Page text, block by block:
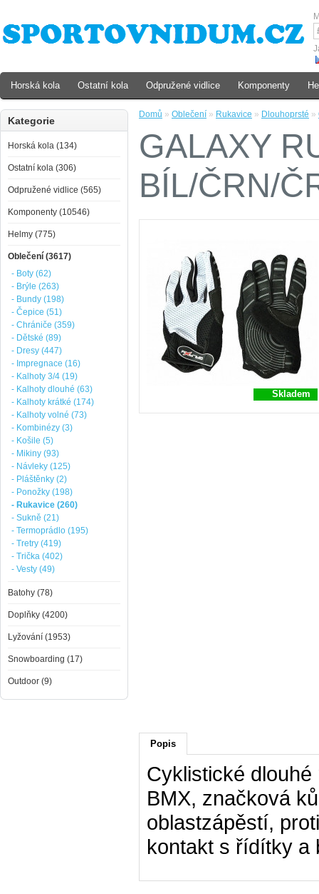
Domů » Oblečení » Rukavice » Dlouhoprsté »
GALAXY
BÍL/ČRN/
Skladem
Popis
Cyklistické
BMX, značková
oblastzápěstí,
kontakt s řídítky a
Kategorie
Horská kola (134)
Ostatní kola (306)
Odpružené vidlice (565)
Komponenty (10546)
Helmy (775)
Oblečení (3617)
- Boty (62)
- Brýle (263)
- Bundy (198)
- Čepice (51)
- Chrániče (359)
- Dětské (89)
- Dresy (447)
- Impregnace (16)
- Kalhoty 3/4 (19)
- Kalhoty dlouhé (63)
- Kalhoty krátké (174)
- Kalhoty volné (73)
- Kombinézy (3)
- Košile (5)
- Mikiny (93)
- Návleky (125)
- Pláštěnky (2)
- Ponožky (198)
- Rukavice (260)
- Sukně (21)
- Termoprádlo (195)
- Tretry (419)
- Trička (402)
- Vesty (49)
Batohy (78)
Doplňky (4200)
Lyžování (1953)
Snowboarding (17)
Outdoor (9)
Horská kola Ostatní kola Odpružené vidlice Komponenty